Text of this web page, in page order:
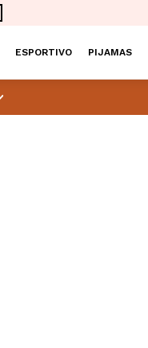
ESPORTIVO PIJAMAS